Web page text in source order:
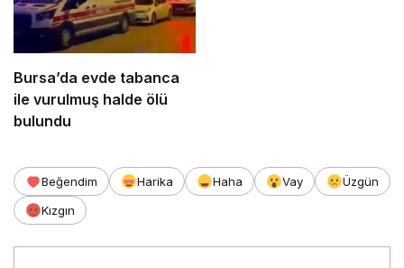
Bursa’da evde tabanca
ile vurulmuş halde ölü
bulundu
Beğendim Harika Haha Vay
Üzgün
Kızgın